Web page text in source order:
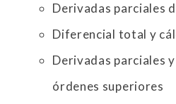
Derivadas parciales
Diferencial total y
Derivadas parciales
órdenes superiores